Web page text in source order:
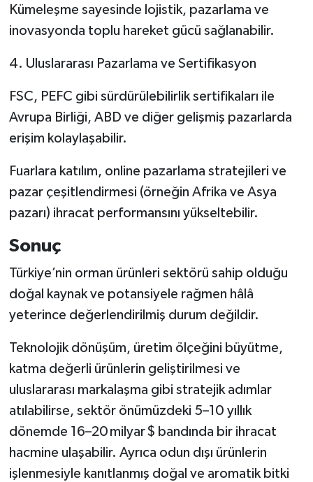
Kümeleşme sayesinde lojistik, pazarlama ve
inovasyonda toplu hareket gücü sağlanabilir.
4. Uluslararası Pazarlama ve Sertifikasyon
FSC, PEFC gibi sürdürülebilirlik sertifikaları ile
Avrupa Birliği, ABD ve diğer gelişmiş pazarlarda
erişim kolaylaşabilir.
Fuarlara katılım, online pazarlama stratejileri ve
pazar çeşitlendirmesi (örneğin Afrika ve Asya
pazarı) ihracat performansını yükseltebilir.
Sonuç
Türkiye’nin orman ürünleri sektörü sahip olduğu
doğal kaynak ve potansiyele rağmen hâlâ
yeterince değerlendirilmiş durum değildir.
Teknolojik dönüşüm, üretim ölçeğini büyütme,
katma değerli ürünlerin geliştirilmesi ve
uluslararası markalaşma gibi stratejik adımlar
atılabilirse, sektör önümüzdeki 5–10 yıllık
dönemde 16–20 milyar $ bandında bir ihracat
hacmine ulaşabilir. Ayrıca odun dışı ürünlerin
işlenmesiyle kanıtlanmış doğal ve aromatik bitki